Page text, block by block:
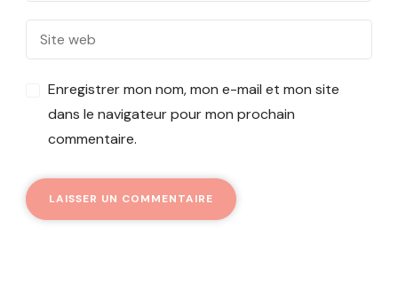
Enregistrer mon nom, mon e-mail et mon site
dans le navigateur pour mon prochain
commentaire.